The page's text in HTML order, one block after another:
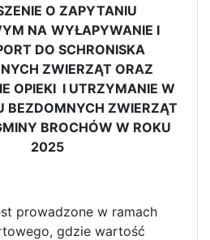
O ZAPYTANIU
NA WYŁAPYWANIE I
DO SCHRONISKA
ZWIERZĄT ORAZ
OPIEKI I UTRZYMANIE W
BEZDOMNYCH ZWIERZĄT
BROCHÓW W ROKU
2025
prowadzone w ramach
gdzie wartość